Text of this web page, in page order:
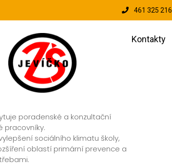
461 325 216
Kontakty
poradenské a konzultační
pracovníky.
sociálního klimatu školy,
oblastí primární prevence a